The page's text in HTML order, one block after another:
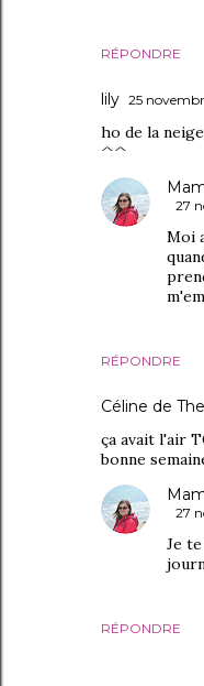
RÉPONDRE
lily 25
ho de la
^^
RÉPONDRE
27
Moi
Céline de
ça avait l'air
bonne
RÉPONDRE
27
Je